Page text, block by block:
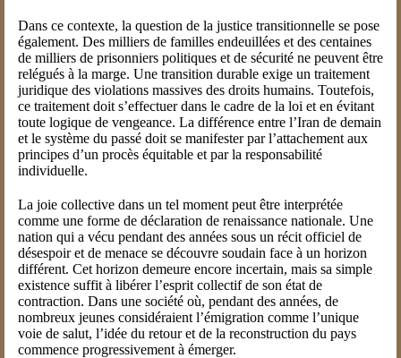
Dans ce contexte, la question de la justice transitionnelle se pose
également. Des milliers de familles endeuillées et des centaines
de milliers de prisonniers politiques et de sécurité ne peuvent être
relégués à la marge. Une transition durable exige un traitement
juridique des violations massives des droits humains. Toutefois,
ce traitement doit s’effectuer dans le cadre de la loi et en évitant
toute logique de vengeance. La différence entre l’Iran de demain
et le système du passé doit se manifester par l’attachement aux
principes d’un procès équitable et par la responsabilité
individuelle.
La joie collective dans un tel moment peut être interprétée
comme une forme de déclaration de renaissance nationale. Une
nation qui a vécu pendant des années sous un récit officiel de
désespoir et de menace se découvre soudain face à un horizon
différent. Cet horizon demeure encore incertain, mais sa simple
existence suffit à libérer l’esprit collectif de son état de
contraction. Dans une société où, pendant des années, de
nombreux jeunes considéraient l’émigration comme l’unique
voie de salut, l’idée du retour et de la reconstruction du pays
commence progressivement à émerger.